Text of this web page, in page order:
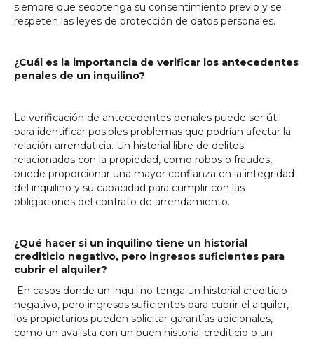
siempre que seobtenga su consentimiento previo y se
respeten las leyes de protección de datos personales.
¿Cuál es la importancia de verificar los antecedentes
penales de un inquilino?
La verificación de antecedentes penales puede ser útil
para identificar posibles problemas que podrían afectar la
relación arrendaticia. Un historial libre de delitos
relacionados con la propiedad, como robos o fraudes,
puede proporcionar una mayor confianza en la integridad
del inquilino y su capacidad para cumplir con las
obligaciones del contrato de arrendamiento.
¿Qué hacer si un inquilino tiene un historial
crediticio negativo, pero ingresos suficientes para
cubrir el alquiler?
En casos donde un inquilino tenga un historial crediticio
negativo, pero ingresos suficientes para cubrir el alquiler,
los propietarios pueden solicitar garantías adicionales,
como un avalista con un buen historial crediticio o un